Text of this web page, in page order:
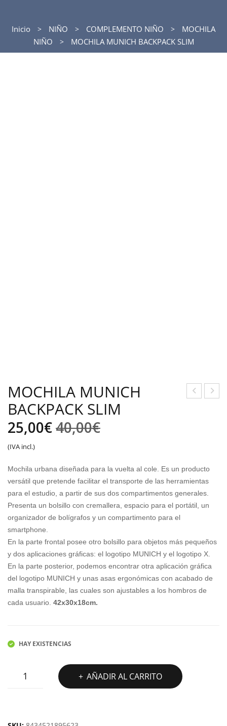
Inicio NIÑO COMPLEMENTO NIÑO
MOCHILA
NIÑO
MOCHILA MUNICH BACKPACK SLIM
BAC
KPA
M
MOCHILA MUNICH
BACKPACK SLIM
40,00€El
original
era:
40,00€.
25,00€
El
actual
es:
25,00€.
(IVA incl.)
Mochila urbana diseñada para la vuelta al cole. Es un producto
versátil que pretende facilitar el transporte de las herramientas
para el estudio, a partir de sus dos compartimentos generales.
Presenta un bolsillo con cremallera, espacio para el portátil, un
organizador de bolígrafos y un compartimento para el
smartphone.
En la parte frontal posee otro bolsillo para objetos más pequeños
y dos aplicaciones gráficas: el logotipo MUNICH y el logotipo X.
En la parte posterior, podemos encontrar otra aplicación gráfica
del logotipo MUNICH y unas asas ergonómicas con acabado de
malla transpirable, las cuales son ajustables a los hombros de
cada usuario. 42x30x18cm.
HAY EXISTENCIAS
cantidad
AÑADIR AL CARRITO